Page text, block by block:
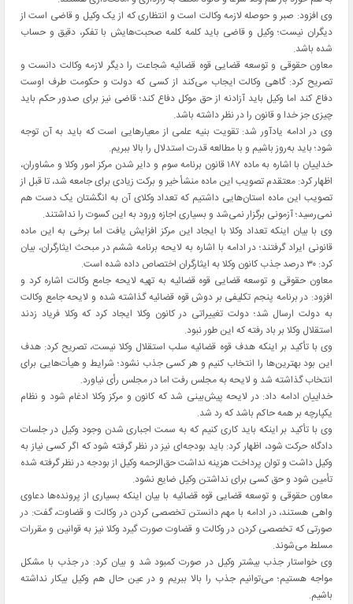
وی افزود: صبر و حوصله لازمه وکالت است و انتظاری که از یک وکیل و قاضی است از
دیگران نیست؛ وکیل و قاضی باید کلمه کلمه صحبت‌هایش با تفکر، دقیق و حساب
شده باشد.
معاون حقوقی و توسعه قضایی قوه قضائیه شجاعت را دیگر لازمه وکالت دانست و
تصریح کرد: گاهی وکالت ایجاب می‌کند از کسی که دولت و حکومت طرف اوست
دفاع کند اما وکیل باید آزادنه از حق موکل دفاع کند؛ قاضی نیز برای صدور حکم باید
چیزی جز خدا و قانون را در نظر داشته باشد.
وی در ادامه یادآور شد: تقویت بنیه علمی از معیارهایی است که باید به آن توجه
شود؛ باید به‌روز باشیم و با مطالعه قدرت استدلال را بالا ببریم.
خداییان با اشاره به ماده ۱۸۷ قانون برنامه سوم و دایر شدن مرکز امور وکلا و مشاوران،
اظهار کرد: معتقدم تصویب این ماده منشأ خیر و برکت زیادی برای جامعه شد، تا قبل از
تصویب این ماده استان‌هایی داشتیم که تعداد وکلای آن به انگشتان یک دست هم
نمی‌رسید؛ آزمونی برگزار نمی‌شد و بسیاری اجازه ورود به این کسوت را نداشتند.
وی با بیان اینکه تعداد وکلا با ایجاد این مرکز افزایش یافت اما برخی به این ماده
قانونی ایراد گرفتند؛ در ادامه با اشاره به لایحه برنامه ششم در مبحث ایثارگران، بیان
کرد: ۳۰ درصد جذب کانون وکلا به ایثارگران اختصاص داده شده است.
معاون حقوقی و توسعه قضایی قوه قضائیه به تهیه لایحه جامع وکالت اشاره کرد و
افزود: در برنامه پنجم تکلیفی بر دوش قوه قضائیه گذاشته شده و لایحه جامع وکالت
به دولت ارسال شد؛ دولت تغییراتی در کانون وکلا ایجاد کرد که وکلا فریاد زدند
استقلال وکلا بر باد رفته که این طور نبود.
وی با تأکید بر اینکه هدف قوه قضائیه سلب استقلال وکلا نیست، تصریح کرد: هدف
این بود بهترین‌ها را انتخاب کنیم و هر کسی جذب نشود؛ شرایط و هیأت‌هایی برای
انتخاب گذاشته شد و لایحه به مجلس رفت اما در مجلس رأی نیاورد.
خداییان ادامه داد: در لایحه پیش‌بینی شد که کانون و مرکز وکلا ادغام شود و نظام
یکپارچه بر همه حاکم باشد که رد شد.
وی با تأکید بر اینکه باید کاری کنیم که به سمت اجباری شدن وجود وکیل در جلسات
دادگاه حرکت شود، اظهار کرد: باید بودجه‌ای نیز در نظر گرفته شود که اگر کسی نیاز به
وکیل داشت و توان پرداخت هزینه نداشت حق‌الزحمه وکیل از بودجه در نظر گرفته شده
تأمین شود و حق کسی برای نداشتن وکیل ضایع نشود.
معاون حقوقی و توسعه قضایی قوه قضائیه با بیان اینکه بسیاری از پرونده‌ها دعاوی
واهی هستند، در ادامه با مهم دانستن تخصصی کردن در وکالت و قضاوت، گفت: در
صورتی که تخصصی کردن در وکالت و قضاوت صورت گیرد وکلا نیز به قوانین و مقررات
مسلط می‌شوند.
وی خواستار جذب بیشتر وکیل در صورت کمبود شد و بیان کرد: در جذب با مشکل
مواجه هستیم؛ می‌توانیم جذب را بالا ببریم و در عین حال هم وکیل بیکار نداشته
باشیم.